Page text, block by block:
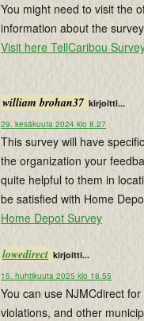
You might need to visit the
information about the
Visit here TellCaribou
william brohan37 kirjoitti...
29. kesäkuuta 2024 klo 8.27
This survey will have
the organization your
quite helpful to them in
be satisfied with Home
Home Depot Survey
lowedirect kirjoitti...
15. huhtikuuta 2025 klo 18.55
You can use NJMCdirect
violations, and other